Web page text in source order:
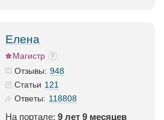
Елена
Магистр
Отзывы: 948
Статьи 121
Ответы: 118808
На портале: 9 лет 9 месяцев